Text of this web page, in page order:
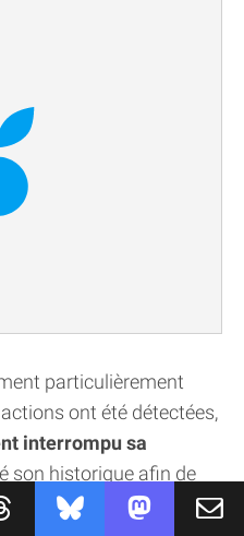
particulièrement
ont été détectées,
interrompu sa
son historique afin de
compromettants